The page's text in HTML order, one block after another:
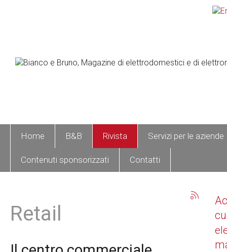
Home B&B Rivista Servizi per le aziende
Contenuti sponsorizzati Contatti
Retail